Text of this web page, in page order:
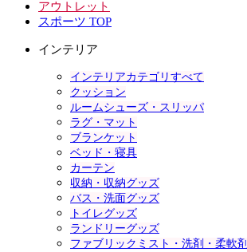
アウトレット
スポーツ TOP
インテリア
インテリアカテゴリすべて
クッション
ルームシューズ・スリッパ
ラグ・マット
ブランケット
ベッド・寝具
カーテン
収納・収納グッズ
バス・洗面グッズ
トイレグッズ
ランドリーグッズ
ファブリックミスト・洗剤・柔軟剤